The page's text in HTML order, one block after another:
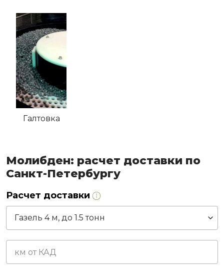
Галтовка
Молибден: расчет доставки по
Санкт-Петербургу
Расчет доставки